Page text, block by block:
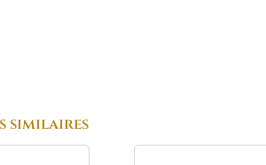
similaires